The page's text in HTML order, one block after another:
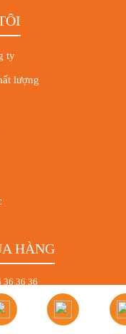
ty
lượng
HÀNG
36 36 36
3719 6438 - 0918 19 54 45
3719 6439 0915 36 59 36